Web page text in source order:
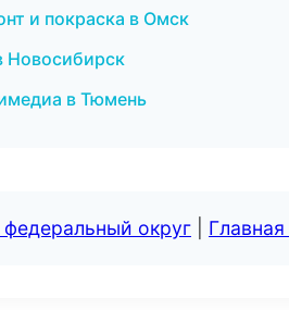
и покраска в Омск
Новосибирск
в Тюмень
округ